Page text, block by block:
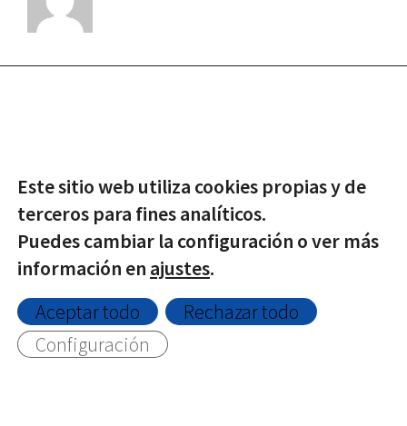
© Copyright -2026 | Todos los derechos reservados |
Protección de datos|Política de Privacidad
Política de Cookies
Este sitio web utiliza cookies propias y de
terceros para fines analíticos.
Puedes cambiar la configuración o ver más
información en ajustes.
Aceptar todo
Rechazar todo
Configuración